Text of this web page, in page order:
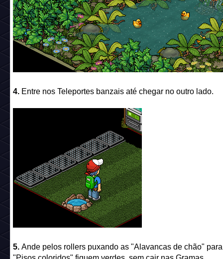
4.Entre nos Teleportes banzais até chegar no outro lado.
5. Ande pelos rollers puxando as "Alavancas de chão"